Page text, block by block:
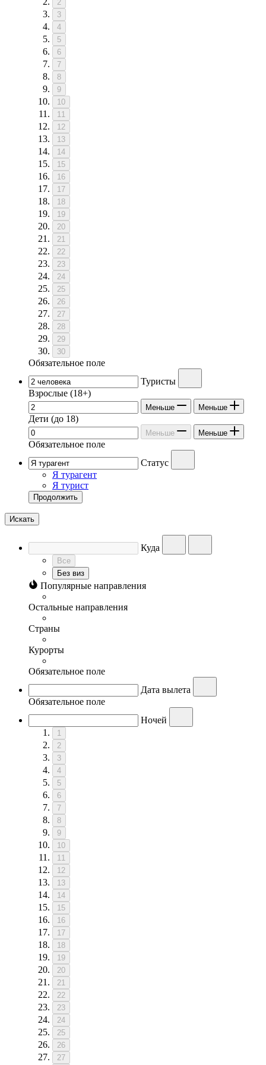
2
3
4
5
6
7
8
9
10
11
12
13
14
15
16
17
18
19
20
21
22
23
24
25
26
27
28
29
30
Обязательное поле
Туристы
Взрослые (18+)
Меньше Меньше
Дети (до 18)
Меньше Меньше
Обязательное поле
Статус
Я турагент
Я турист
Продолжить
Искать
Куда
Все
Без виз
Популярные направления
Остальные направления
Страны
Курорты
Обязательное поле
Дата вылета
Обязательное поле
Ночей
1
2
3
4
5
6
7
8
9
10
11
12
13
14
15
16
17
18
19
20
21
22
23
24
25
26
27